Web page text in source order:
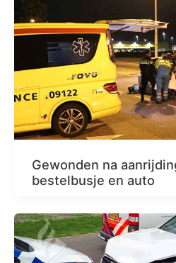
Gewonden na
bestelbusje en auto